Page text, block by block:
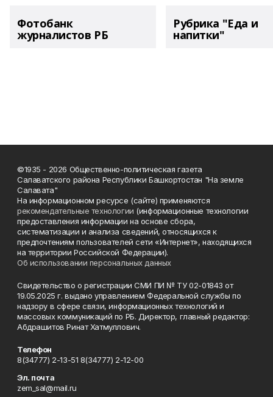
Фотобанк
журналистов РБ
Рубрика "Еда и
напитки"
©1935 - 2026 Общественно-политическая газета
Салаватского района Республики Башкортостан "На земле
Салавата"
На информационном ресурсе (сайте) применяются
рекомендательные технологии (информационные технологии
предоставления информации на основе сбора,
систематизации и анализа сведений, относящихся к
предпочтениям пользователей сети «Интернет», находящихся
на территории Российской Федерации).
Об использовании персональных данных
Свидетельство о регистрации СМИ ПИ № ТУ 02-01843 от
19.05.2025 г. выдано управлением Федеральной службы по
надзору в сфере связи, информационных технологий и
массовых коммуникаций по РБ. Директор, главный редактор:
Абдрашитов Ринат Хатмуллович.
Телефон
8(34777) 2-13-51 8(34777) 2-12-00
Эл. почта
zem_sal@mail.ru